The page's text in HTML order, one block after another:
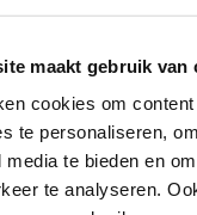
maakt gebruik van
cookies om
te personaliseren,
media te bieden en
te analyseren.